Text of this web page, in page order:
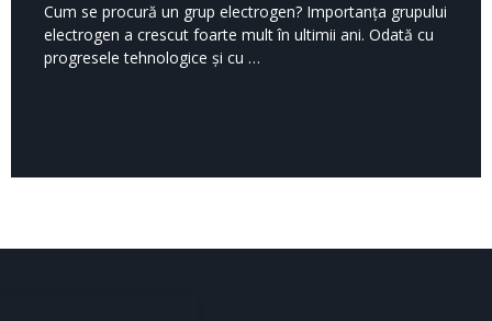
Cum se procură un grup electrogen? Importanța grupului
electrogen a crescut foarte mult în ultimii ani. Odată cu
progresele tehnologice și cu …